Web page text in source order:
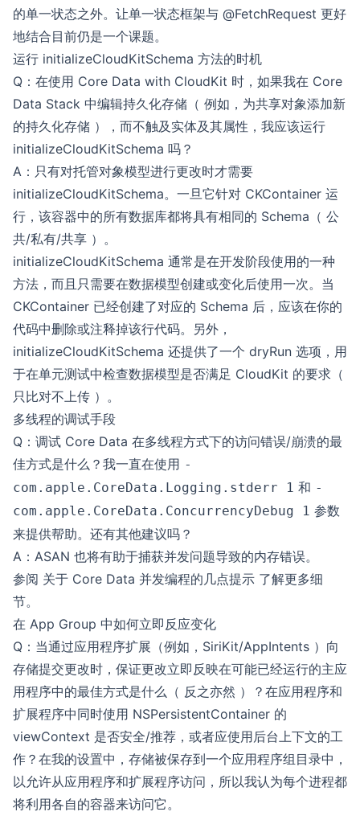
的单一状态之外。让单一状态框架与 @FetchRequest 更好
地结合目前仍是一个课题。
运行 initializeCloudKitSchema 方法的时机
Q：在使用 Core Data with CloudKit 时，如果我在 Core
Data Stack 中编辑持久化存储（ 例如，为共享对象添加新
的持久化存储 ），而不触及实体及其属性，我应该运行
initializeCloudKitSchema 吗？
A：只有对托管对象模型进行更改时才需要
initializeCloudKitSchema。一旦它针对 CKContainer 运
行，该容器中的所有数据库都将具有相同的 Schema（ 公
共/私有/共享 ）。
initializeCloudKitSchema 通常是在开发阶段使用的一种
方法，而且只需要在数据模型创建或变化后使用一次。当
CKContainer 已经创建了对应的 Schema 后，应该在你的
代码中删除或注释掉该行代码。另外，
initializeCloudKitSchema 还提供了一个 dryRun 选项，用
于在单元测试中检查数据模型是否满足 CloudKit 的要求（
只比对不上传 ）。
多线程的调试手段
Q：调试 Core Data 在多线程方式下的访问错误/崩溃的最
佳方式是什么？我一直在使用 -
com.apple.CoreData.Logging.stderr 1 和 -
com.apple.CoreData.ConcurrencyDebug 1 参数
来提供帮助。还有其他建议吗？
A：ASAN 也将有助于捕获并发问题导致的内存错误。
参阅 关于 Core Data 并发编程的几点提示 了解更多细
节。
在 App Group 中如何立即反应变化
Q：当通过应用程序扩展（例如，SiriKit/AppIntents ）向
存储提交更改时，保证更改立即反映在可能已经运行的主应
用程序中的最佳方式是什么（ 反之亦然 ）？在应用程序和
扩展程序中同时使用 NSPersistentContainer 的
viewContext 是否安全/推荐，或者应使用后台上下文的工
作？在我的设置中，存储被保存到一个应用程序组目录中，
以允许从应用程序和扩展程序访问，所以我认为每个进程都
将利用各自的容器来访问它。